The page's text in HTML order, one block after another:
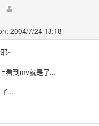
2004/7/24 18:18
~
看到mv就是了...
...